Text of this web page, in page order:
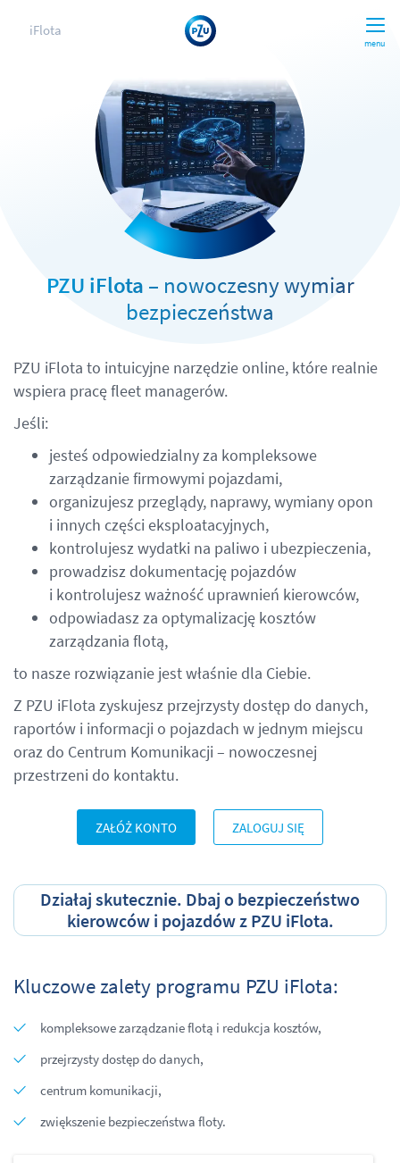
menu
iFlota
PZU iFlota – nowoczesny wymiar
bezpieczeństwa
PZU iFlota to intuicyjne narzędzie online, które realnie
wspiera pracę fleet managerów.
Jeśli:
jesteś odpowiedzialny za kompleksowe
zarządzanie firmowymi pojazdami,
organizujesz przeglądy, naprawy, wymiany opon
i innych części eksploatacyjnych,
kontrolujesz wydatki na paliwo i ubezpieczenia,
prowadzisz dokumentację pojazdów
i kontrolujesz ważność uprawnień kierowców,
odpowiadasz za optymalizację kosztów
zarządzania flotą,
to nasze rozwiązanie jest właśnie dla Ciebie.
Z PZU iFlota zyskujesz przejrzysty dostęp do danych,
raportów i informacji o pojazdach w jednym miejscu
oraz do Centrum Komunikacji – nowoczesnej
przestrzeni do kontaktu.
ZAŁÓŻ KONTO ZALOGUJ SIĘ
Działaj skutecznie. Dbaj o bezpieczeństwo
kierowców i pojazdów z PZU iFlota.
Kluczowe zalety programu PZU iFlota:
kompleksowe zarządzanie flotą i redukcja kosztów,
przejrzysty dostęp do danych,
centrum komunikacji,
zwiększenie bezpieczeństwa floty.